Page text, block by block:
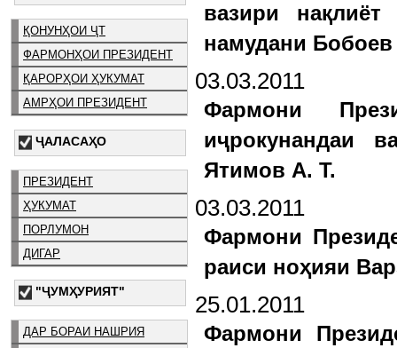
ҚОНУНҲОИ ҶТ
ФАРМОНҲОИ ПРЕЗИДЕНТ
ҚАРОРҲОИ ҲУКУМАТ
АМРҲОИ ПРЕЗИДЕНТ
ҶАЛАСАҲО
ПРЕЗИДЕНТ
ҲУКУМАТ
ПОРЛУМОН
ДИГАР
"ҶУМҲУРИЯТ"
ДАР БОРАИ НАШРИЯ
вазири
намудани
03.03.2011
Фармони
иҷрокунандаи
Ятимов А. Т.
03.03.2011
Фармони
раиси ноҳияи
25.01.2011
Фармони